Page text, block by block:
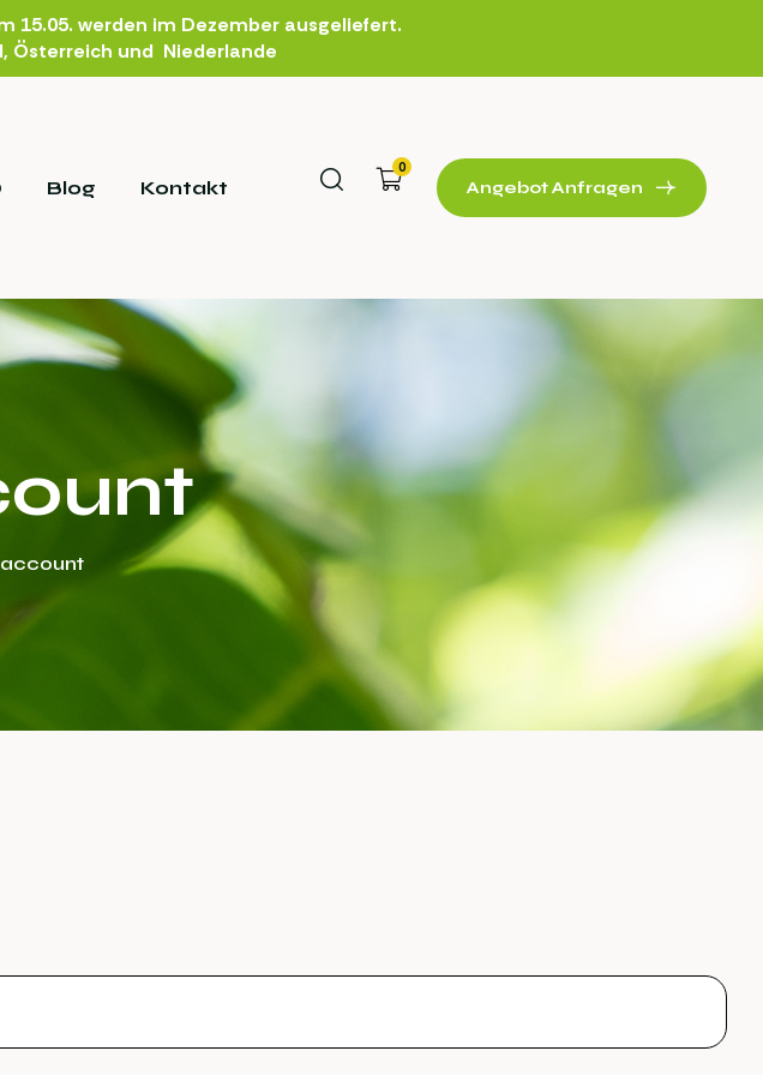
15.05. werden im Dezember ausgeliefert.
Österreich und Niederlande
Blog Kontakt
0
Angebot Anfragen